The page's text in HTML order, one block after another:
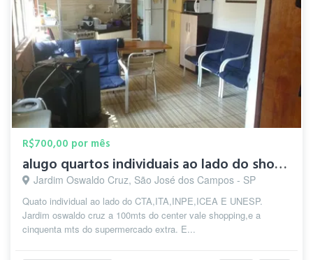
R$700,00 por mês
alugo quartos individuais ao lado do shopin center vale
Jardim Oswaldo Cruz, São José dos Campos - SP
Quato individual ao lado do CTA,ITA,INPE,ICEA E UNESP.
Jardim oswaldo cruz a 100mts do center vale shopping,e a
cinquenta mts do supermercado extra. E...